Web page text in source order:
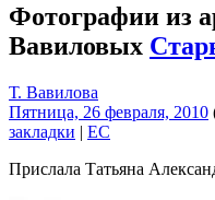
Фотографии из
Вавиловых
Т. Вавилова
Пятница, 26 февраля, 2010
закладки | EC
Прислала Татьяна